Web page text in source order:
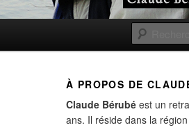
À PROPOS DE
Claude Bérubé est un
ans. Il réside dans la